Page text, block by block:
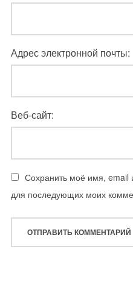
Адрес электронной почты:
Веб-сайт:
Сохранить моё имя, email
для последующих моих